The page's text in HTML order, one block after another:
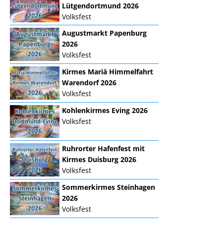
Lütgendortmund 2026
Volksfest
Augustmarkt Papenburg
2026
Volksfest
Kirmes Mariä Himmelfahrt
Warendorf 2026
Volksfest
Kohlenkirmes Eving 2026
Volksfest
Ruhrorter Hafenfest mit
Kirmes Duisburg 2026
Volksfest
Sommerkirmes Steinhagen
2026
Volksfest